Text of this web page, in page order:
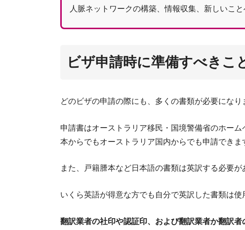
人脈ネットワークの構築、情報収集、新しいこ
ビザ申請時に準備すべきこ
どのビザの申請の際にも、多くの書類が必要になり
申請書はオーストラリア移民・国境警備省のホー
本からでもオーストラリア国内からでも申請できま
また、戸籍謄本など日本語の書類は英訳する必要が
いくら英語が得意な方でも自分で英訳した書類は使
翻訳業者の社印や認証印、および翻訳業者か翻訳